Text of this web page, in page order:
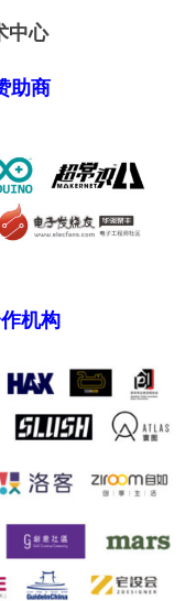
中心
助商
机构